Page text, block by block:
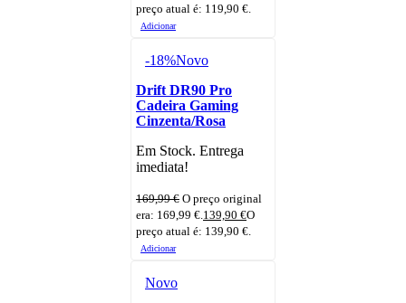
preço atual é: 119,90 €.
Adicionar
-18%Novo
Drift DR90 Pro
Cadeira Gaming
Cinzenta/Rosa
Em Stock. Entrega
imediata!
169,99€ O preço original
era: 169,99 €. 139,90 €O
preço atual é: 139,90 €.
Adicionar
Novo